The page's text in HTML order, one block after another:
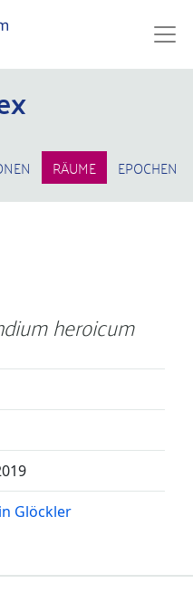
RÄUME EPOCHEN
heroicum
Glöckler